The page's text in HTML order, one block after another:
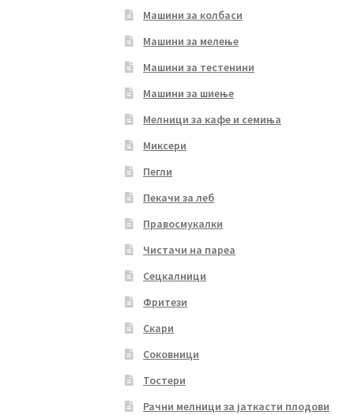
Машини за колбаси
Машини за мелење
Машини за тестенини
Машини за шиење
Мелници за кафе и семиња
Миксери
Пегли
Пекачи за леб
Правосмукалки
Чистачи на пареа
Сецкалници
Фритези
Скари
Соковници
Тостери
Рачни мелници за јаткасти плодови